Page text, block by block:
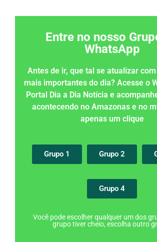
Entre no nosso
WhatsApp
Antes de ir, que tal se atualizar
mais importantes do dia? Acesse o
Portal Dia a Dia Notícia e
acontecendo no Amazonas e no
apenas um clique
Grupo 1 Grupo 2
Grupo 4
Você pode escolher qualquer um dos
grupo tiver cheio, escolha outro